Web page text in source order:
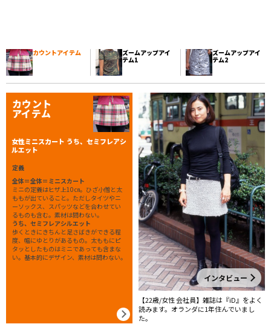
カウントアイテム
ズームアップアイ
テム1
ズームアップアイ
テム2
カウント
アイテム
女性ミニスカート うち、セミフレアシ
ルエット
定義
全体＝全体＝ミニスカート
ミニの定義はヒザ上10㎝。ひざ小僧と太
ももが出ていること。ただしタイツやニ
ーソックス、スパッツなどを合わせてい
るものも含む。素材は問わない。
うち、セミフレアシルエット
歩くときにきちんと足さばきができる程
度、幅にゆとりがあるもの。太ももにピ
タッとしたものはミニであっても含まな
い。基本的にデザイン、素材は問わない。
インタビュー
【22歳/女性 会社員】雑誌は『iD』をよく
読みます。オランダに1年住んでいまし
た。